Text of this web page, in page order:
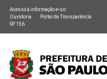
Acesso à informação e-sic
Ouvidoria
Portal da Transparência
SP 156